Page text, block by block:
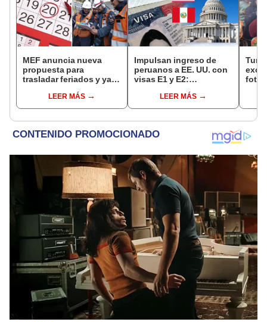
MEF anuncia nueva
propuesta para
trasladar feriados y ya
“Lunes es mejor día”
LEER MÁS
Impulsan ingreso de
peruanos a EE. UU. con
visas E1 y E2:
pymes serían los más
beneficiados
LEER MÁS